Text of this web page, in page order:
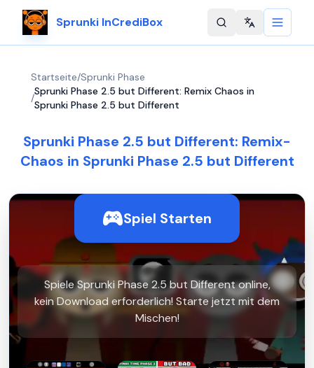
Sprunki InCrediBox Change
Startseite/Sprunki Phase
/
Sprunki Phase 2.5 but Different: Remix Chaos in
Sprunki Phase 2.5 but Different
Sprunki Phase 2.5 but Different: Remix-
Chaos in Sprunki Phase 2.5 but Different
Spiel Starten
Spiele Sprunki Phase 2.5 but Different online,
kein Download erforderlich! Starte jetzt mit dem
Mischen!